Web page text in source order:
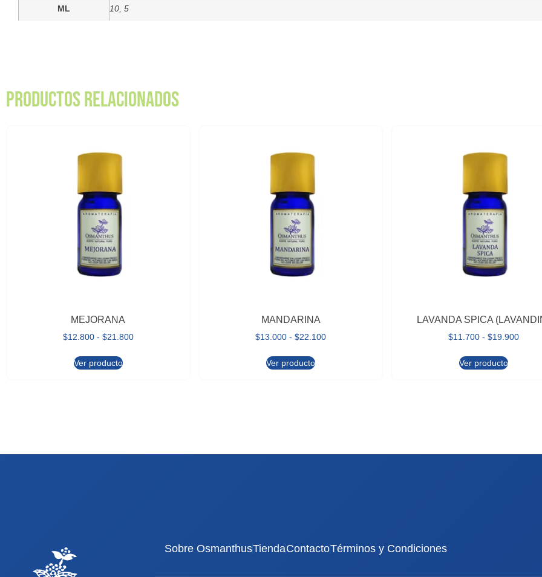
ML 10 5
Productos relacionados
MEJORANA
$12.800 - $21.800
Ver producto
MANDARINA
$13.000 - $22.100
Ver producto
LAVANDA SPICA
$11.700 - $19.900
Ver producto
Sobre OsmanthusTiendaContactoTérminos y Condiciones